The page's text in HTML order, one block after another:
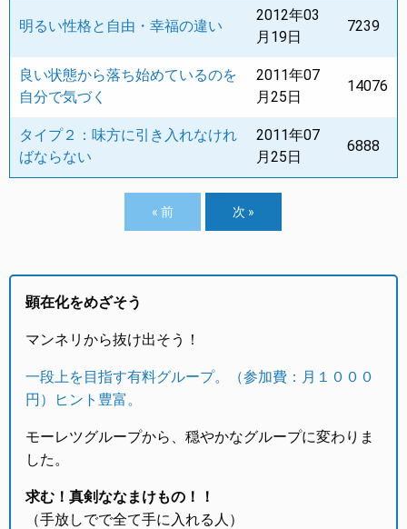
明るい性格と自由・幸福の違い
2012年03
月19日
7239
良い状態から落ち始めているのを
自分で気づく
2011年07
月25日
14076
タイプ２：味方に引き入れなけれ
ばならない
2011年07
月25日
6888
« 前 次 »
顕在化をめざそう
マンネリから抜け出そう！
一段上を目指す有料グループ。（参加費：月１０００
円）ヒント豊富。
モーレツグループから、穏やかなグループに変わりま
した。
求む！真剣ななまけもの！！
（手放しでで全て手に入れる人）